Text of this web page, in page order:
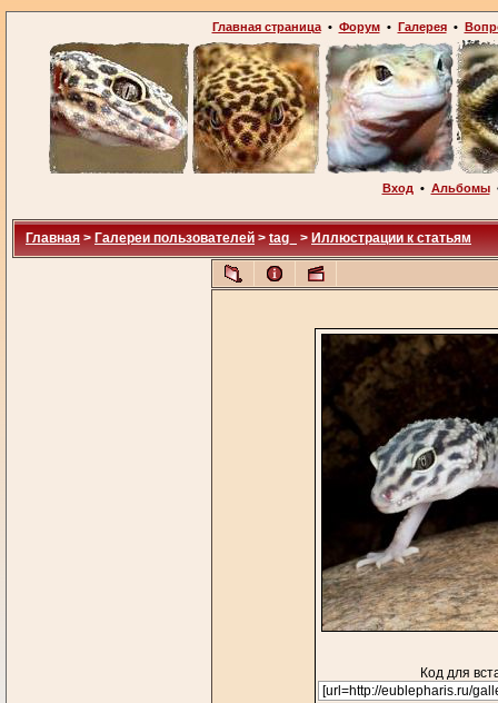
Главная страница• Форум• Галерея•
Вход • Альбомы
Главная > Галереи пользователей > tag_ > Иллюстрации к статьям
Код для